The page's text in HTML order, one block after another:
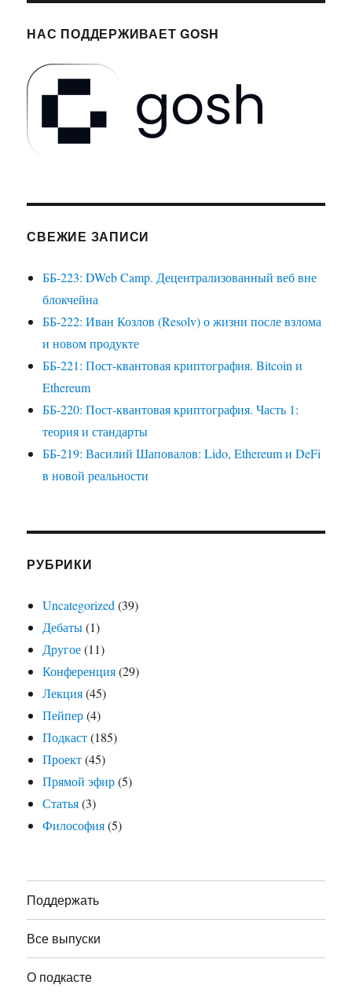
НАС ПОДДЕРЖИВАЕТ GOSH
СВЕЖИЕ ЗАПИСИ
ББ-223: DWeb Camp. Децентрализованный веб вне
блокчейна
ББ-222: Иван Козлов (Resolv) о жизни после взлома
и новом продукте
ББ-221: Пост-квантовая криптография. Bitcoin и
Ethereum
ББ-220: Пост-квантовая криптография. Часть 1:
теория и стандарты
ББ-219: Василий Шаповалов: Lido, Ethereum и DeFi
в новой реальности
РУБРИКИ
Uncategorized (39)
Дебаты(1)
Другое(11)
Конференция(29)
Лекция(45)
Пейпер(4)
Подкаст(185)
Проект(45)
Прямой эфир(5)
Статья(3)
Философия(5)
Поддержать
Все выпуски
О подкасте